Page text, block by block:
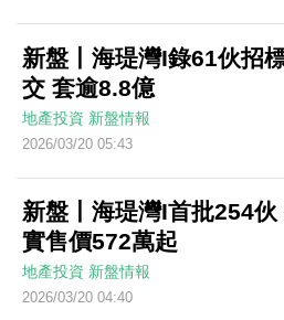
新盤丨海瑅灣I錄61伙招
交 套逾8.8億
地產投資 新盤情報
2026/03/20 05:43
新盤丨海瑅灣I首批254伙
實售價572萬起
地產投資 新盤情報
2026/03/20 04:40